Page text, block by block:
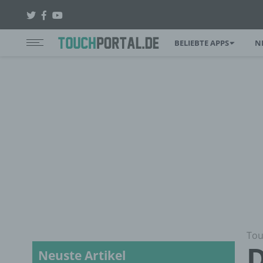
BELIEBTE APPS
Neuste Artikel